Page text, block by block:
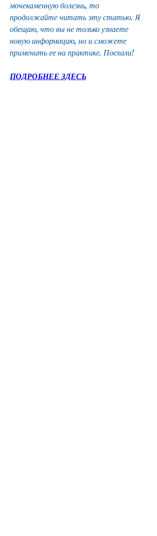
мочекаменную болезнь, то
продолжайте читать эту статью. Я
обещаю, что вы не только узнаете
новую информацию, но и сможете
применить ее на практике. Поехали!
ПОДРОБНЕЕ ЗДЕСЬ